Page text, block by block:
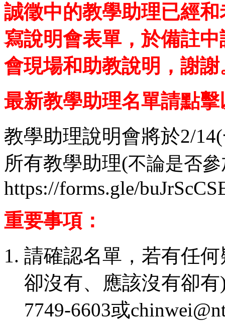
誠徵中的教學助理已經
寫說明會表單，於備註
會現場和助教說明，謝謝
最新教學助理名單請點
教學助理說明會將於2/
所有教學助理(不論是否
https://forms.gle/
重要事項 ：
請確認名單，若有任
卻沒有、應該沒有卻
7749-6603或